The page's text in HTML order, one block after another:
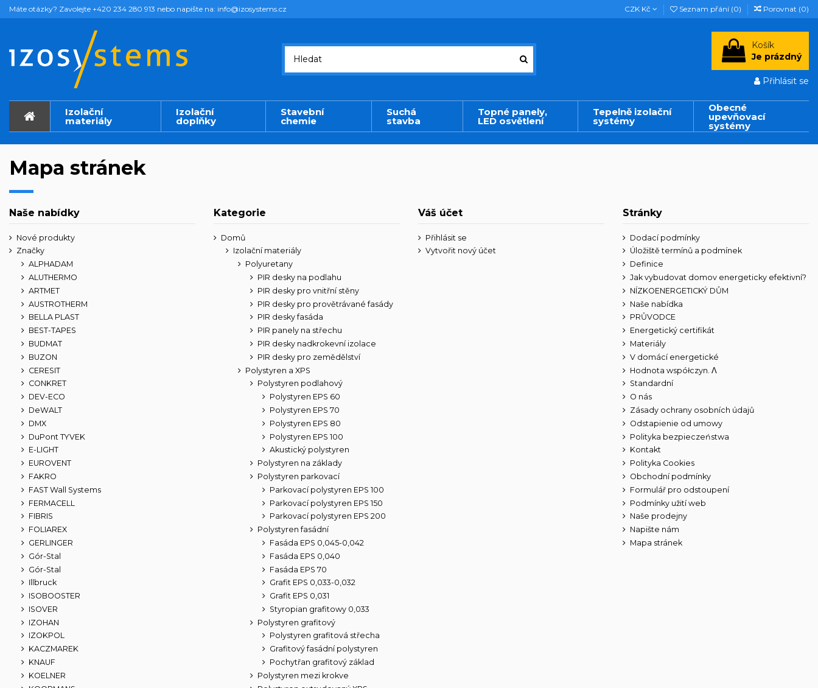
Máte otázky? Zavolejte +420 234 280 913 nebo napište na: info@izosystems.cz CZK Kč Seznam přání (0) Porovnat (0)
Košík
Je prázdný
Přihlásit se
Izolační
materiály
Izolační
doplňky
Stavební
chemie
Suchá
stavba
Topné panely,
LED osvětlení
Tepelně izolační
systémy
Obecné
upevňovací
systémy
Mapa stránek
Naše nabídky
Nové produkty
Značky
ALPHADAM
ALUTHERMO
ARTMET
AUSTROTHERM
BELLA PLAST
BEST-TAPES
BUDMAT
BUZON
CERESIT
CONKRET
DEV-ECO
DeWALT
DMX
DuPont TYVEK
E-LIGHT
EUROVENT
FAKRO
FAST Wall Systems
FERMACELL
FIBRIS
FOLIAREX
GERLINGER
Gór-Stal
Gór-Stal
Illbruck
ISOBOOSTER
ISOVER
IZOHAN
IZOKPOL
KACZMAREK
KNAUF
KOELNER
Kategorie
Domů
Izolační materiály
Polyuretany
PIR desky na podlahu
PIR desky pro vnitřní stěny
PIR desky pro provětrávané fasády
PIR desky fasáda
PIR panely na střechu
PIR desky nadkrokevní izolace
PIR desky pro zemědělství
Polystyren a XPS
Polystyren podlahový
Polystyren EPS 60
Polystyren EPS 70
Polystyren EPS 80
Polystyren EPS 100
Akustický polystyren
Polystyren na základy
Polystyren parkovací
Parkovací polystyren EPS 100
Parkovací polystyren EPS 150
Parkovací polystyren EPS 200
Polystyren fasádní
Fasáda EPS 0,045-0,042
Fasáda EPS 0,040
Fasáda EPS 70
Grafit EPS 0,033-0,032
Grafit EPS 0,031
Styropian grafitowy 0,033
Polystyren grafitový
Polystyren grafitová střecha
Grafitový fasádní polystyren
Pochytřan grafitový základ
Polystyren mezi krokve
Váš účet
Přihlásit se
Vytvořit nový účet
Stránky
Dodací podmínky
Úložiště termínů a podmínek
Definice
Jak vybudovat domov energeticky efektivní?
NÍZKOENERGETICKÝ DŮM
Naše nabídka
PRŮVODCE
Energetický certifikát
Materiály
V domácí energetické
Hodnota współczyn. Λ
Standardní
O nás
Zásady ochrany osobních údajů
Odstapienie od umowy
Polityka bezpieczeństwa
Kontakt
Polityka Cookies
Obchodní podmínky
Formulář pro odstoupení
Podmínky užití web
Naše prodejny
Napište nám
Mapa stránek